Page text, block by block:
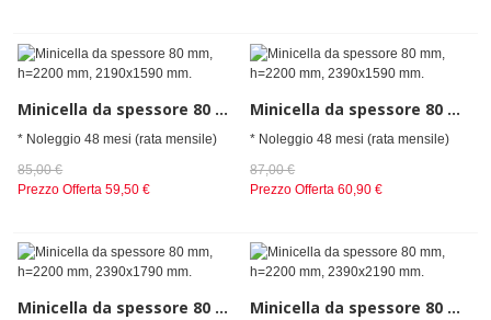
Minicella da spessore 80 mm, h=2200 mm, 2190x1590 mm.
* Noleggio 48 mesi (rata mensile)
85,00 €
Prezzo Offerta 59,50 €
Minicella da spessore 80 mm, h=2200 mm, 2390x1590 mm.
* Noleggio 48 mesi (rata mensile)
87,00 €
Prezzo Offerta 60,90 €
Minicella da spessore 80 mm, h=2200 mm, 2390x1790 mm. Minicella da spessore 80 mm, h=2200 mm, 2390x2190 mm.